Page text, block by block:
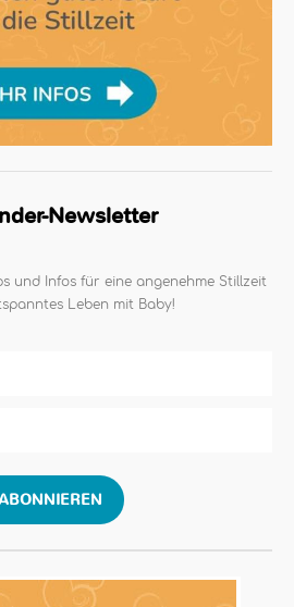
Newsletter
und Infos für eine angenehme Stillzeit
Leben mit Baby!